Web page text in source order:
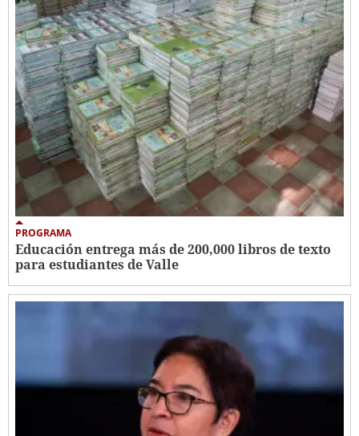
PROGRAMA
Educación entrega más de 200,000 libros de texto
para estudiantes de Valle